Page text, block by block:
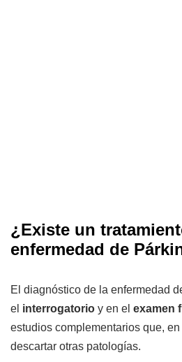
¿Existe un
enfermedad de
El diagnóstico de la enfermedad
el interrogatorio y en el examen
estudios complementarios que,
descartar otras patologías.